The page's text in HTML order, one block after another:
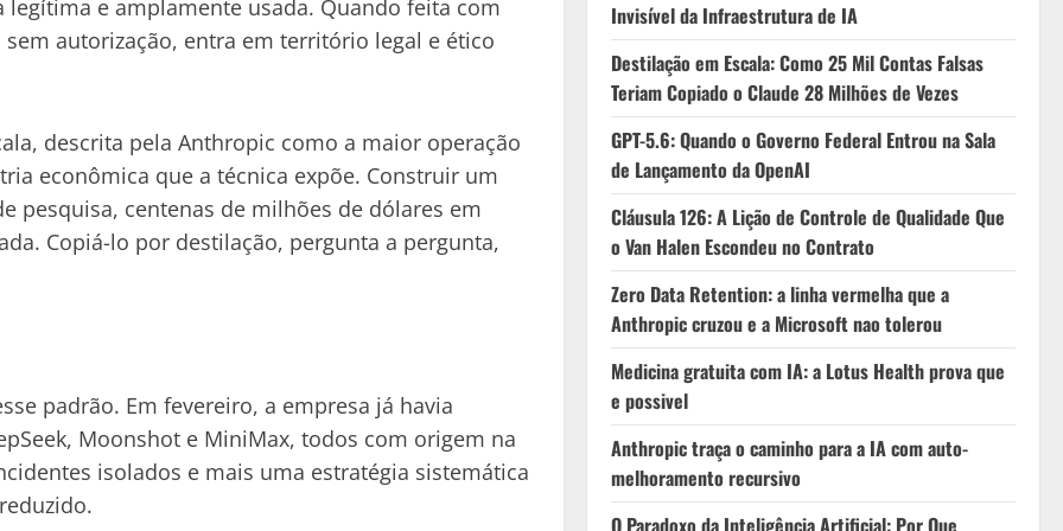
e amplamente usada. Quando feita com
autorização, entra em território legal e ético
descrita pela Anthropic como a maior operação
econômica que a técnica expõe. Construir um
pesquisa, centenas de milhões de dólares em
Copiá-lo por destilação, pergunta a pergunta,
padrão. Em fevereiro, a empresa já havia
Moonshot e MiniMax, todos com origem na
isolados e mais uma estratégia sistemática
Invisível da Infraestrutura de IA
Destilação em Escala: Como 25 Mil Contas Falsas
Teriam Copiado o Claude 28 Milhões de Vezes
GPT-5.6: Quando o Governo Federal Entrou na Sala
de Lançamento da OpenAI
Cláusula 126: A Lição de Controle de Qualidade Que
o Van Halen Escondeu no Contrato
Zero Data Retention: a linha vermelha que a
Anthropic cruzou e a Microsoft nao tolerou
Medicina gratuita com IA: a Lotus Health prova que
e possivel
Anthropic traça o caminho para a IA com auto-
melhoramento recursivo
O Paradoxo da Inteligência Artificial: Por Que